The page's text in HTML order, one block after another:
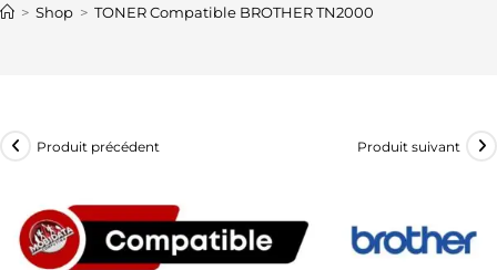
> Shop > TONER Compatible BROTHER TN2000
Produit précédent Produit suivant